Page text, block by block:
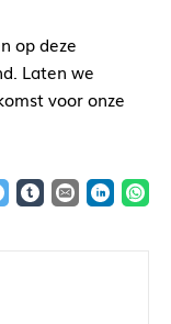
op deze
Laten we
voor onze